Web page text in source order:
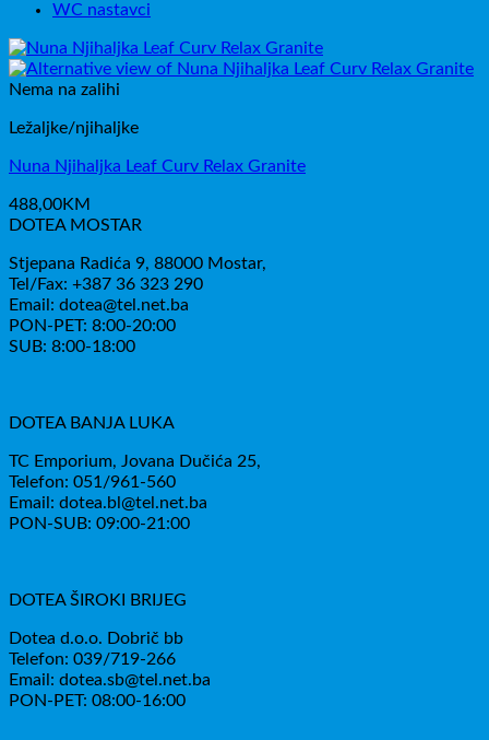
WC nastavci
Nema na zalihi
Ležaljke/njihaljke
Nuna Njihaljka Leaf Curv Relax Granite
488,00KM
DOTEA MOSTAR
Stjepana Radića 9, 88000 Mostar,
Tel/Fax: +387 36 323 290
Email: dotea@tel.net.ba
PON-PET: 8:00-20:00
SUB: 8:00-18:00
DOTEA BANJA LUKA
TC Emporium, Jovana Dučića 25,
Telefon: 051/961-560
Email: dotea.bl@tel.net.ba
PON-SUB: 09:00-21:00
DOTEA ŠIROKI BRIJEG
Dotea d.o.o. Dobrič bb
Telefon: 039/719-266
Email: dotea.sb@tel.net.ba
PON-PET: 08:00-16:00